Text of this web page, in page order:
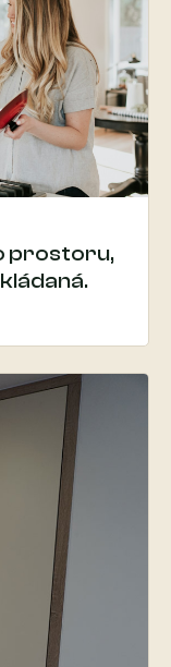
prostoru,